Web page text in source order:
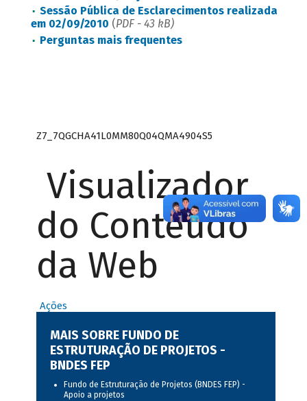
Sessão Pública de Esclarecimentos realizada
em 02/09/2010 (PDF - 43 kB)
Perguntas mais frequentes
Z7_7QGCHA41L0MM80Q04QMA4904S5
Visualizador
do Conteúdo
da Web
Ações
MAIS SOBRE FUNDO DE
ESTRUTURAÇÃO DE PROJETOS -
BNDES FEP
Fundo de Estruturação de Projetos (BNDES FEP) -
Apoio a projetos